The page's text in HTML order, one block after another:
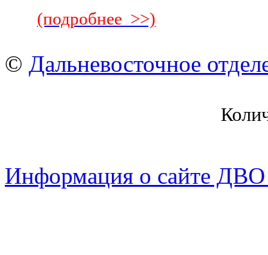
(подробнее >>)
© Дальневосточное
Информация о сайте